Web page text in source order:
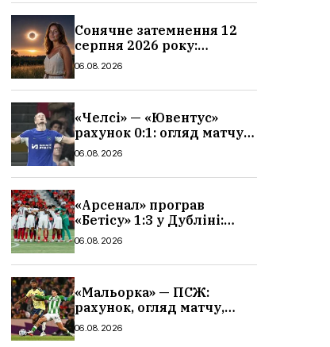
Сонячне затемнення 12
серпня 2026 року:
гороскоп, кому із знаків
06.08.2026
«Челсі» — «Ювентус»
рахунок 0:1: огляд матчу
та вихід Мудрика
06.08.2026
«Арсенал» програв
«Бетісу» 1:3 у Дубліні:
огляд матчу та всі голи
06.08.2026
«Мальорка» — ПСЖ:
рахунок, огляд матчу,
голи та склад парижан
06.08.2026